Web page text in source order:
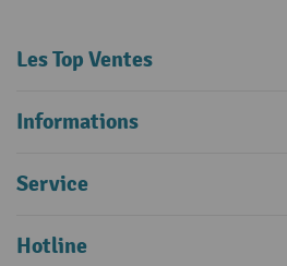
Les Top Ventes
Informations
Service
Hotline